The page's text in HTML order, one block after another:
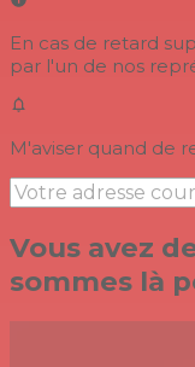
En cas de retard
par l'un de nos
M'aviser quand de
Vous avez
sommes là